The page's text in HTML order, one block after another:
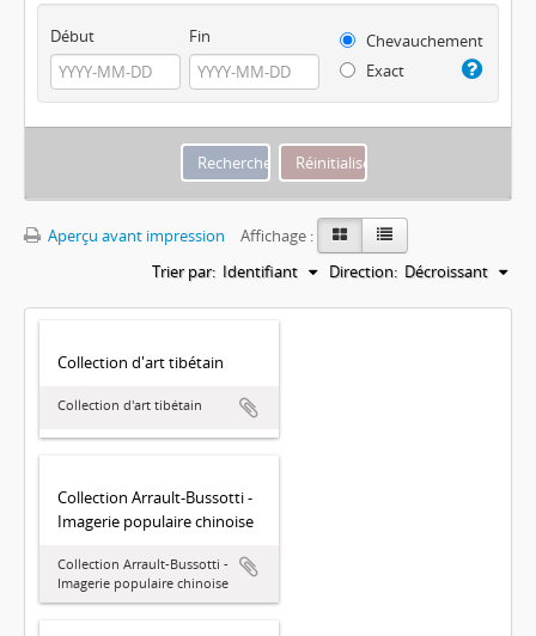
Début Fin
Chevauchement
Exact
Aperçu avant impression
Affichage :
Trier par: Identifiant Direction: Décroissant
Collection d'art tibétain
Collection d'art tibétain
Collection Arrault-Bussotti -
Imagerie populaire chinoise
Collection Arrault-Bussotti -
Imagerie populaire chinoise